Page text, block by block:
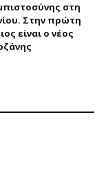
στη
Στην πρώτη
είναι ο νέος